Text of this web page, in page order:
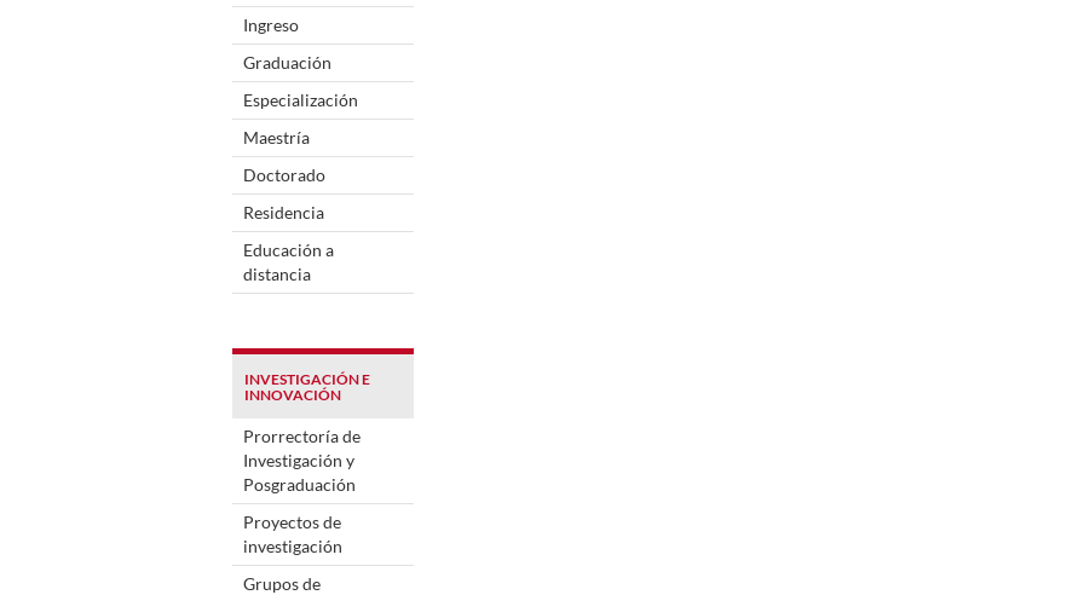
Ingreso
Graduación
Especialización
Maestría
Doctorado
Residencia
Educación a
distancia
INVESTIGACIÓN E
INNOVACIÓN
Prorrectoría de
Investigación y
Posgraduación
Proyectos de
investigación
Grupos de